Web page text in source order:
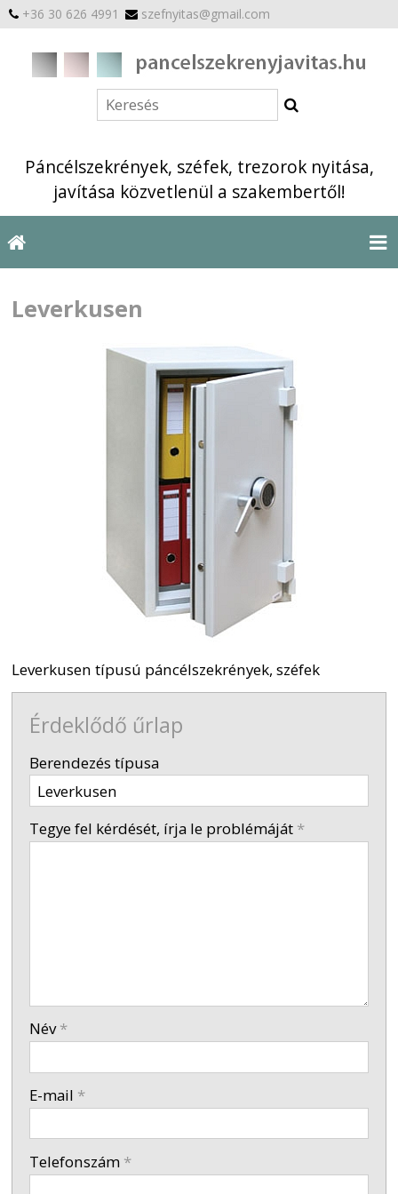
+36 30 626 4991 szefnyitas@gmail.com
Páncélszekrények, széfek, trezorok nyitása,
javítása közvetlenül a szakembertől!
Leverkusen
Leverkusen típusú páncélszekrények, széfek
Érdeklődő űrlap
-
Berendezés típusa
Tegye fel kérdését, írja le problémáját *
Név*
E-mail *
Telefonszám *